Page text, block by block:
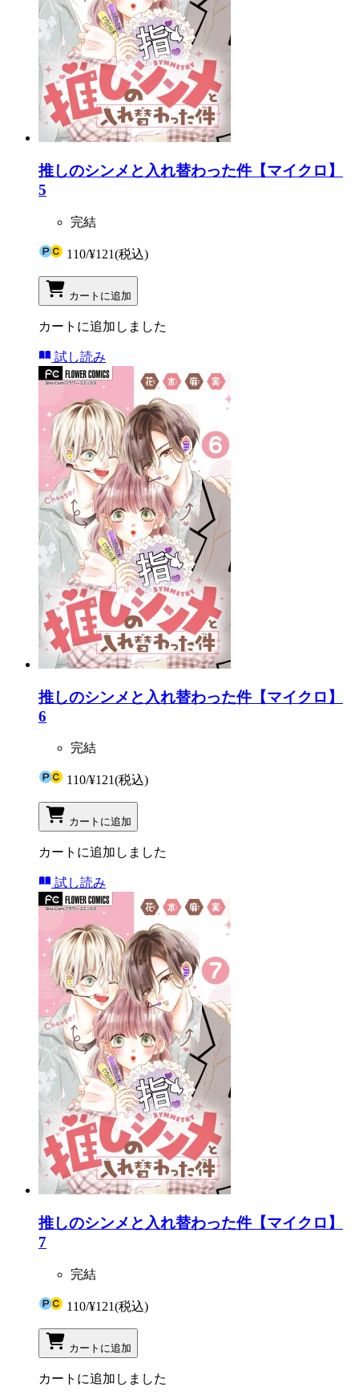
推しのシンメと入れ替わった件【マイクロ】
5
完結
110/¥121(税込)
カートに追加
カートに追加しました
試し読み
推しのシンメと入れ替わった件【マイクロ】
6
完結
110/¥121(税込)
カートに追加
カートに追加しました
試し読み
推しのシンメと入れ替わった件【マイクロ】
7
完結
110/¥121(税込)
カートに追加
カートに追加しました